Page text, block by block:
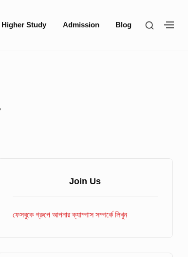
Higher Study Admission Blog
SHOW
Join Us
ফেসবুকে গ্রুপে আপনার ক্যাম্পাস সম্পর্কে লিখুন